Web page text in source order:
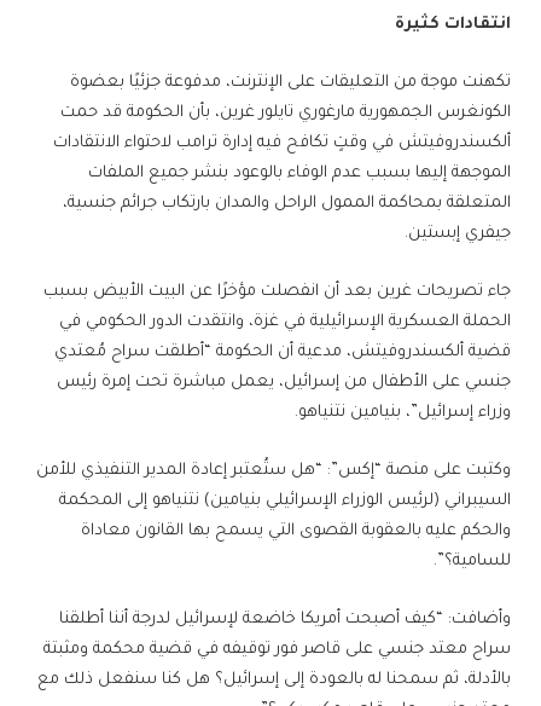
انتقادات كثيرة
تكهنت موجة من التعليقات على الإنترنت، مدفوعة جزئيًا بعضوة
الكونغرس الجمهورية مارغوري تايلور غرين، بأن الحكومة قد حمت
ألكسندروفيتش في وقتٍ تكافح فيه إدارة ترامب لاحتواء الانتقادات
الموجهة إليها بسبب عدم الوفاء بالوعود بنشر جميع الملفات
المتعلقة بمحاكمة الممول الراحل والمدان بارتكاب جرائم جنسية،
جيفري إبستين.
جاء تصريحات غرين بعد أن انفصلت مؤخرًا عن البيت الأبيض بسبب
الحملة العسكرية الإسرائيلية في غزة، وانتقدت الدور الحكومي في
قضية ألكسندروفيتش، مدعية أن الحكومة “أطلقت سراح مُعتدي
جنسي على الأطفال من إسرائيل، يعمل مباشرة تحت إمرة رئيس
وزراء إسرائيل”، بنيامين نتنياهو.
وكتبت على منصة “إكس”: “هل ستُعتبر إعادة المدير التنفيذي للأمن
السيبراني (لرئيس الوزراء الإسرائيلي بنيامين) نتنياهو إلى المحكمة
والحكم عليه بالعقوبة القصوى التي يسمح بها القانون معاداة
للسامية؟”.
وأضافت: “كيف أصبحت أمريكا خاضعة لإسرائيل لدرجة أننا أطلقنا
سراح معتد جنسي على قاصر فور توقيفه في قضية محكمة ومثبتة
بالأدلة، ثم سمحنا له بالعودة إلى إسرائيل؟ هل كنا سنفعل ذلك مع